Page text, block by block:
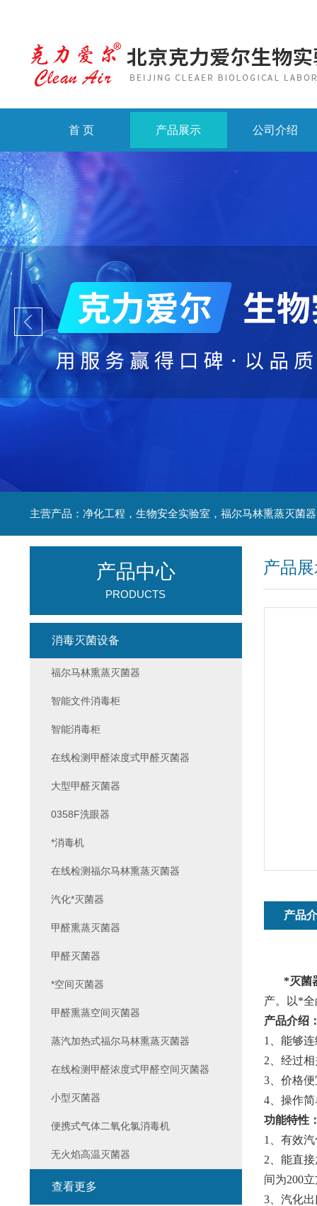
首 页 产品展示 公司介绍
产品
产品
*灭菌
产。以*全
产品介绍
1、能够
2、经过
3、价格
4、操作
功能特性
1
、有效
2、能直
间为200
3、汽化
产品中心
PRODUCTS
消毒灭菌设备
福尔马林熏蒸灭菌器
智能文件消毒柜
智能消毒柜
在线检测甲醛浓度式甲醛灭菌器
大型甲醛灭菌器
0358F洗眼器
*消毒机
在线检测福尔马林熏蒸灭菌器
汽化*灭菌器
甲醛熏蒸灭菌器
甲醛灭菌器
*空间灭菌器
甲醛熏蒸空间灭菌器
蒸汽加热式福尔马林熏蒸灭菌器
在线检测甲醛浓度式甲醛空间灭菌器
小型灭菌器
便携式气体二氧化氯消毒机
无火焰高温灭菌器
查看更多